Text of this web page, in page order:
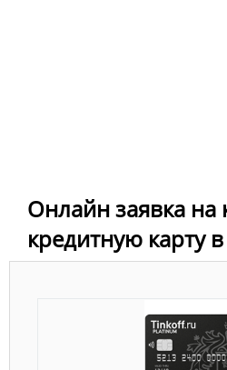
Онлайн заявка на
кредитную карту